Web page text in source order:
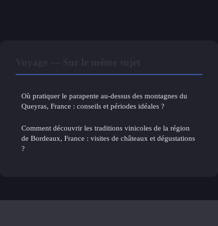
Où pratiquer le parapente au-dessus des montagnes du
Queyras, France : conseils et périodes idéales ?
Comment découvrir les traditions vinicoles de la région
de Bordeaux, France : visites de châteaux et dégustations
?